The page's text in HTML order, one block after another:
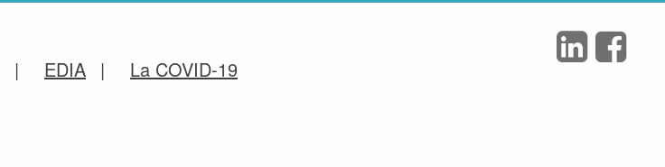
EDIA La COVID-19